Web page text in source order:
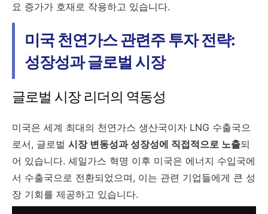
요 증가가 호재로 작용하고 있습니다.
미국 천연가스 관련주 투자 전략:
성장성과 글로벌 시장
글로벌 시장 리더의 역동성
미국은 세계 최대의 천연가스 생산국이자 LNG 수출국으
로서, 글로벌 시장 변동성과 성장성에 직접적으로 노출되
어 있습니다. 셰일가스 혁명 이후 미국은 에너지 수입국에
서 수출국으로 전환되었으며, 이는 관련 기업들에게 큰 성
장 기회를 제공하고 있습니다.